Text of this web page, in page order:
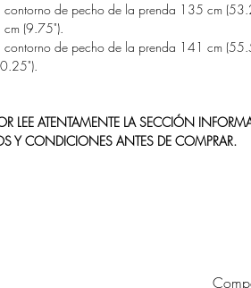
contorno de pecho de la prenda 135 cm
(9.75").
contorno de pecho de la prenda 141 cm
LEE ATENTAMENTE LA SECCIÓN
Y CONDICIONES ANTES DE COMPRAR.